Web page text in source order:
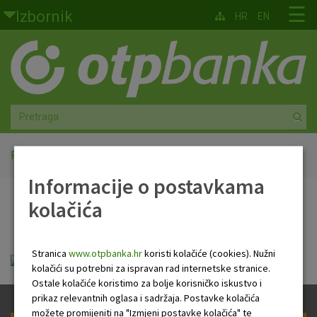
Skoči na glavni sadržaj
Izbornik
Građani
Privatno bankarstvo
Agro
Mala poduzeća i obrtnici
Srednja i velika poduzeća
Faktoring
O nama
☰
HR EN
Početna
Dnevno financijsko
Dnevno financijsko izvješće.pdf
Informacije o postavkama
kolačića
Stranica www.otpbanka.hrkoristi kolačiće (cookies). Nužni
kolačići su potrebni za ispravan rad internetske stranice.
Ostale kolačiće koristimo za bolje korisničko iskustvo i
prikaz relevantnih oglasa i sadržaja. Postavke kolačića
možete promijeniti na "Izmjeni postavke kolačića" te